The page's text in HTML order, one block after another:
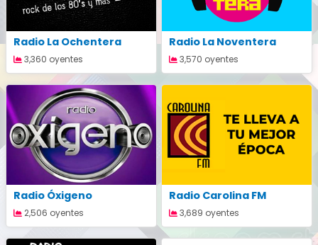
Radio La Ochentera
3,360 oyentes
Radio La Noventera
3,570 oyentes
Radio Óxigeno
2,506 oyentes
Radio Carolina FM
3,689 oyentes